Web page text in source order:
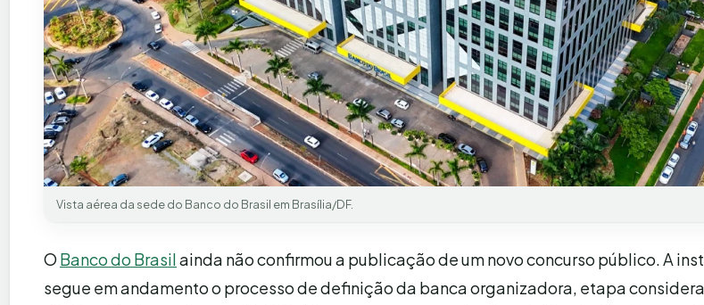
Vista aérea da sede do Banco do Brasil em Brasília/DF.
O Banco do Brasilainda não confirmou a publicação de um novo concurso público. A
segue em andamento o processo de definição da banca organizadora, etapa